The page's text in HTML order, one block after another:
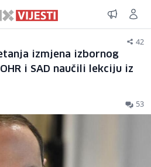
42
izmjena izbornog
i SAD naučili lekciju iz
53